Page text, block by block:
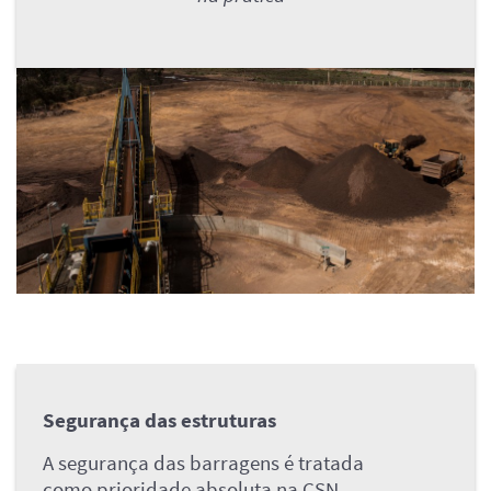
Segurança das estruturas
A segurança das barragens é tratada